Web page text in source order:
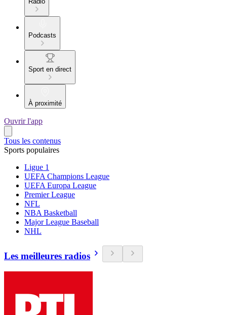
Podcasts
Sport en direct
À proximité
Ouvrir l'app
Tous les contenus
Sports populaires
Ligue 1
UEFA Champions League
UEFA Europa League
Premier League
NFL
NBA Basketball
Major League Baseball
NHL
Les meilleures radios